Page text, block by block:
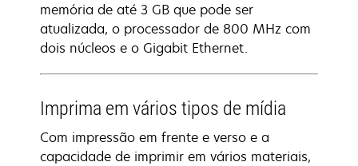
memória de até 3 GB que pode ser
atualizada, o processador de 800 MHz com
dois núcleos e o Gigabit Ethernet.
Imprima em vários tipos de mídia
Com impressão em frente e verso e a
capacidade de imprimir em vários materiais,